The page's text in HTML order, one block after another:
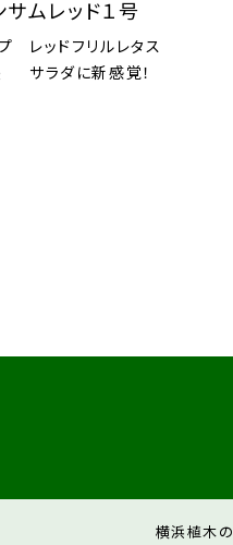
サムレッド１号
レッドフリルレタス
サラダに新感覚！
横浜植木の